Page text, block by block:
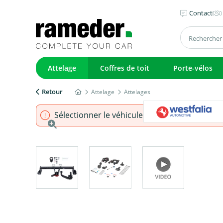
Contact
Attelage Coffres de toit Porte-vélos
Retour Attelage Attelages
Sélectionner le véhicule pour s'assurer que